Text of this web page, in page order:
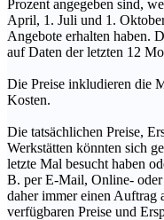
Prozent angegeben sind,
April, 1. Juli und 1.
Angebote erhalten haben.
auf Daten der letzten 12
Die Preise inkludieren die
Kosten.
Die tatsächlichen Preise,
Werkstätten könnten sich
letzte Mal besucht haben
B. per E-Mail, Online-
daher immer einen Auftrag
verfügbaren Preise und